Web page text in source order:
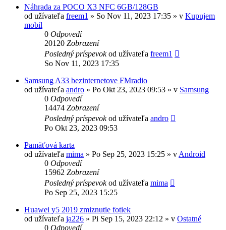
Náhrada za POCO X3 NFC 6GB/128GB
od užívateľa freem1 » So Nov 11, 2023 17:35 » v Kupujem
mobil
0 Odpovedí
20120 Zobrazení
Posledný príspevokod užívateľa freem1
So Nov 11, 2023 17:35
Samsung A33 bezinternetove FMradio
od užívateľa andro » Po Okt 23, 2023 09:53 » v Samsung
0 Odpovedí
14474 Zobrazení
Posledný príspevokod užívateľa andro
Po Okt 23, 2023 09:53
Pamäťová karta
od užívateľa mima » Po Sep 25, 2023 15:25 » v Android
0 Odpovedí
15962 Zobrazení
Posledný príspevokod užívateľa mima
Po Sep 25, 2023 15:25
Huawei y5 2019 zmiznutie fotiek
od užívateľa ja226 » Pi Sep 15, 2023 22:12 » v Ostatné
0 Odpovedí